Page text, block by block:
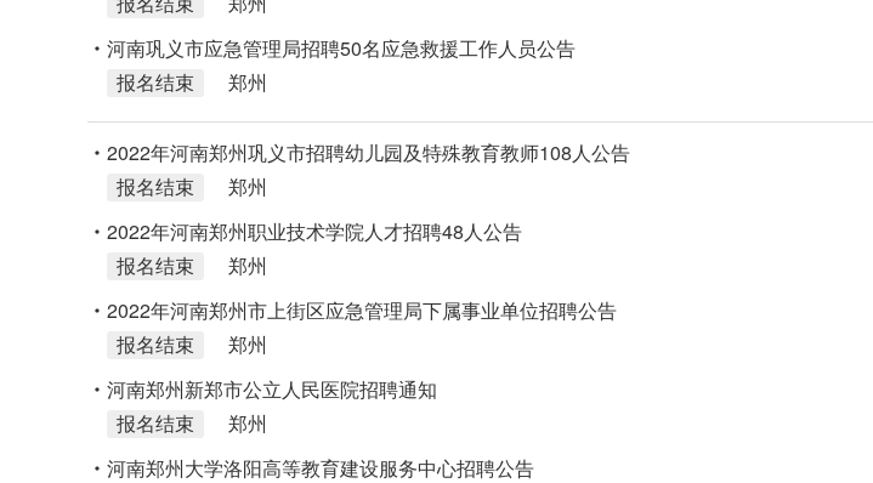
河南巩义市应急管理局招聘50名应急救援工作人员公告
报名结束
郑州
2022年河南郑州巩义市招聘幼儿园及特殊教育教师108人公告
报名结束
郑州
2022年河南郑州职业技术学院人才招聘48人公告
报名结束
郑州
2022年河南郑州市上街区应急管理局下属事业单位招聘公告
报名结束
郑州
河南郑州新郑市公立人民医院招聘通知
报名结束
郑州
河南郑州大学洛阳高等教育建设服务中心招聘公告